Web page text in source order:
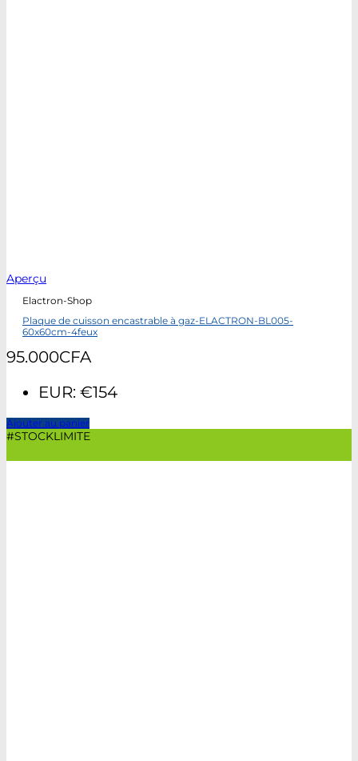
Aperçu
Elactron-Shop
Plaque de cuisson encastrable à gaz-ELACTRON-BL005-
60x60cm-4feux
95.000CFA
EUR: €154
Ajouter au panier
#STOCKLIMITE